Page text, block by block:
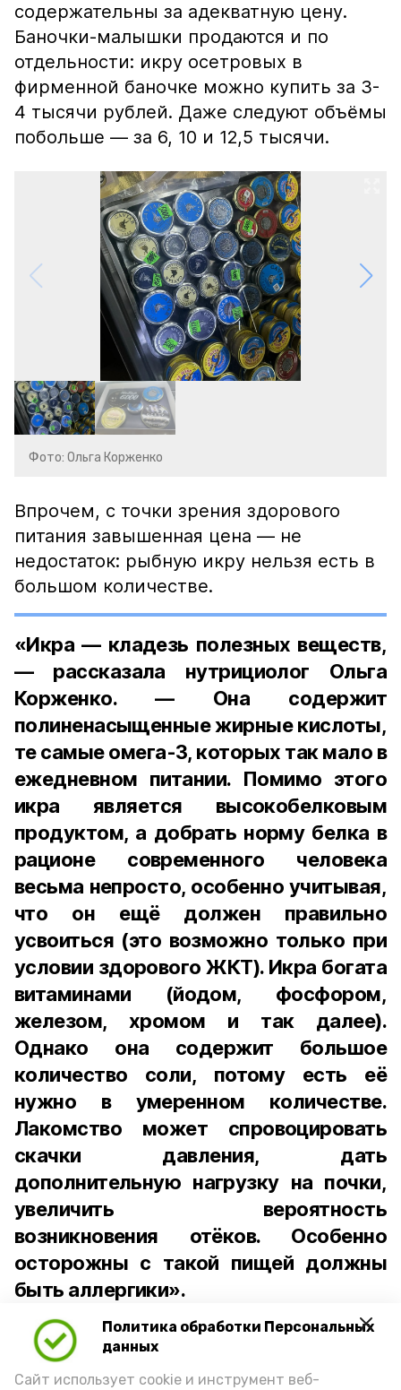
Политика обработки Персональных
данных
Сайт использует cookie и инструмент веб-
содержательны за адекватную цену.
Баночки-малышки продаются и по
отдельности: икру осетровых в
фирменной баночке можно купить за 3-
4 тысячи рублей. Даже следуют объёмы
побольше — за 6, 10 и 12,5 тысячи.
Фото: Ольга Корженко
Впрочем, с точки зрения здорового
питания завышенная цена — не
недостаток: рыбную икру нельзя есть в
большом количестве.
«Икра — кладезь полезных веществ,
— рассказала нутрициолог Ольга
Корженко. — Она содержит
полиненасыщенные жирные кислоты,
те самые омега-3, которых так мало в
ежедневном питании. Помимо этого
икра является высокобелковым
продуктом, а добрать норму белка в
рационе современного человека
весьма непросто, особенно учитывая,
что он ещё должен правильно
усвоиться (это возможно только при
условии здорового ЖКТ). Икра богата
витаминами (йодом, фосфором,
железом, хромом и так далее).
Однако она содержит большое
количество соли, потому есть её
нужно в умеренном количестве.
Лакомство может спровоцировать
скачки давления, дать
дополнительную нагрузку на почки,
увеличить вероятность
возникновения отёков. Особенно
осторожны с такой пищей должны
быть аллергики».
Для взрослого человека безопасной
порцией икры считается 30-50 граммов
(2-3 ложки). При этом следует обратить